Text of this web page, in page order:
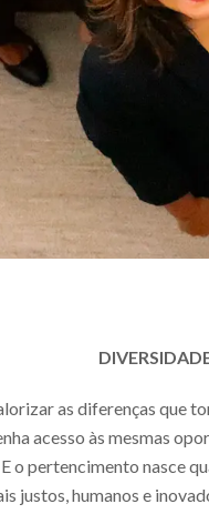
as diferenças que
acesso às mesmas
o pertencimento nasce
justos, humanos e